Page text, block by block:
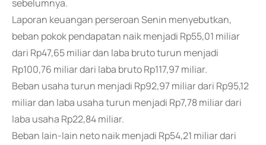
sebelumnya.
Laporan keuangan perseroan Senin menyebutkan,
beban pokok pendapatan naik menjadi Rp55,01 miliar
dari Rp47,65 miliar dan laba bruto turun menjadi
Rp100,76 miliar dari laba bruto Rp117,97 miliar.
Beban usaha turun menjadi Rp92,97 miliar dari Rp95,12
miliar dan laba usaha turun menjadi Rp7,78 miliar dari
laba usaha Rp22,84 miliar.
Beban lain-lain neto naik menjadi Rp54,21 miliar dari